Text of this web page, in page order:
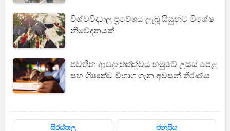
විශ්වවිද්‍යාල ප්‍රවේශය ලැබූ සිසුන්ට විශේෂ
නිවේදනයක්
පවතින ආපදා තත්ත්වය හමුවේ උසස් පෙළ
සහ ශිෂ්‍යත්ව විභාග ගැන අවසන් තීරණය
සිරස්තල ජනප්‍රිය